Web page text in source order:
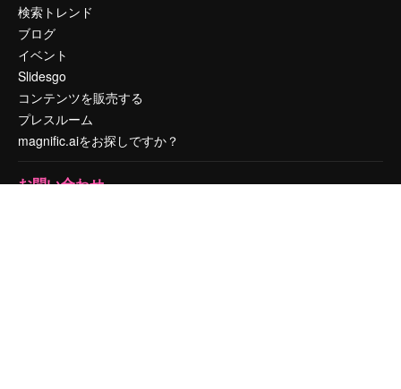
検索トレンド
ブログ
イベント
Slidesgo
コンテンツを販売する
プレスルーム
magnific.aiをお探しですか？
お問い合わせ